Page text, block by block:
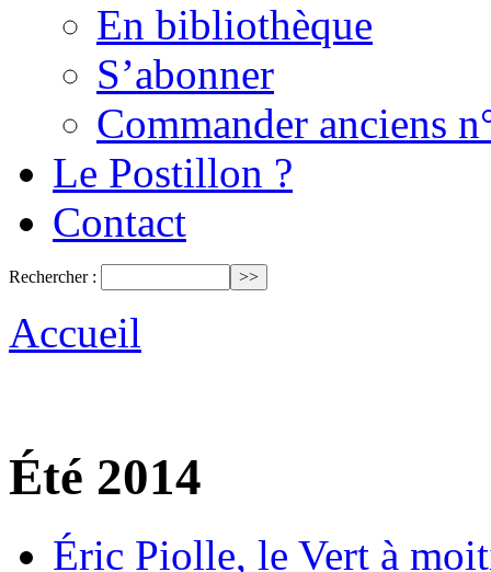
En bibliothèque
S’abonner
Commander anciens
Le Postillon ?
Contact
Rechercher :
Accueil
Été 2014
Éric Piolle, le Vert à